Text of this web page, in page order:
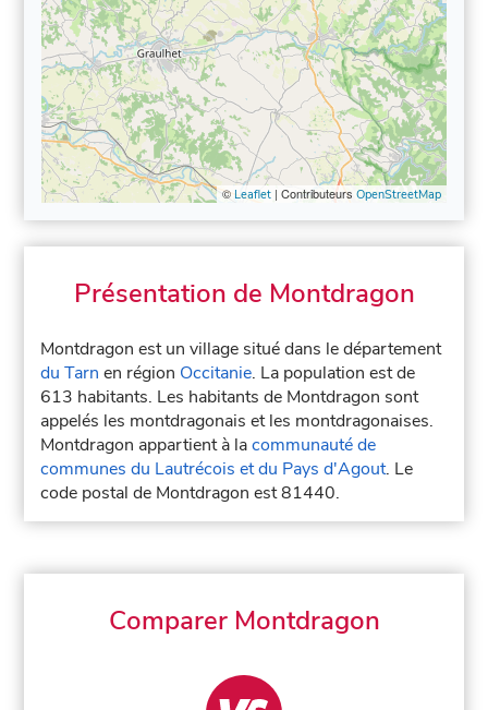
© Leaflet| Contributeurs OpenStreetMap
Présentation de Montdragon
Montdragon est un village situé dans le département
du Tarn en région Occitanie. La population est de
613 habitants. Les habitants de Montdragon sont
appelés les montdragonais et les montdragonaises.
Montdragon appartient à lacommunauté de
communes du Lautrécois et du Pays d'Agout. Le
code postal de Montdragon est 81440.
Comparer Montdragon